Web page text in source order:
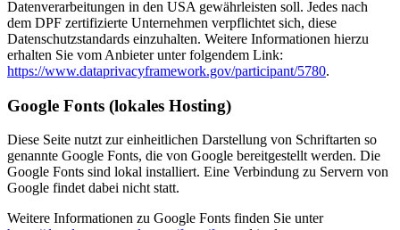
Datenverarbeitungen in den USA gewährleisten soll. Jedes nach
dem DPF zertifizierte Unternehmen verpflichtet sich, diese
Datenschutzstandards einzuhalten. Weitere Informationen hierzu
erhalten Sie vom Anbieter unter folgendem Link:
https://www.dataprivacyframework.gov/participant/5780.
Google Fonts (lokales Hosting)
Diese Seite nutzt zur einheitlichen Darstellung von Schriftarten so
genannte Google Fonts, die von Google bereitgestellt werden. Die
Google Fonts sind lokal installiert. Eine Verbindung zu Servern von
Google findet dabei nicht statt.
Weitere Informationen zu Google Fonts finden Sie unter